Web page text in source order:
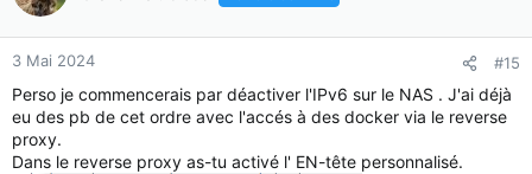
3 Mai 2024 #15
Perso je commencerais par déactiver l'IPv6 sur le NAS . J'ai déjà
eu des pb de cet ordre avec l'accés à des docker via le reverse
proxy.
Dans le reverse proxy as-tu activé l' EN-tête personnalisé.